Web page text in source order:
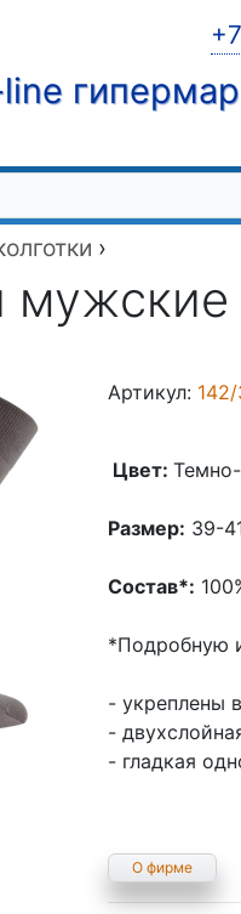
›
мужские
Артикул:
Цвет:
Размер: 39-
Состав*:
*Подробную
- укреплены
-
- гладкая
О фирме